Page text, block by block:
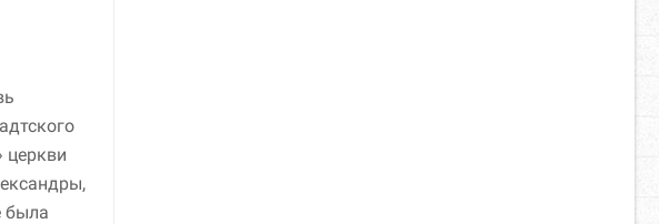
церкви
была